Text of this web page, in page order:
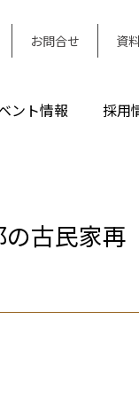
お問合せ 資
ント情報 採用
古民家再